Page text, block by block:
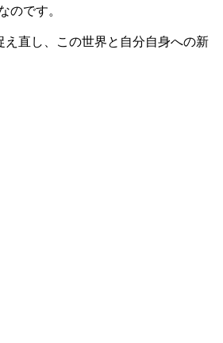
のです。
直し、この世界と自分自身への新